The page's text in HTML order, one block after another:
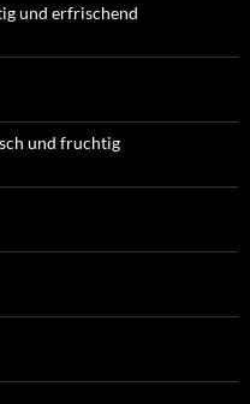
und erfrischend
und fruchtig